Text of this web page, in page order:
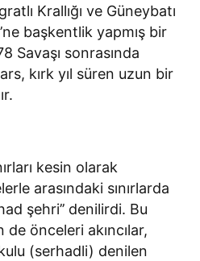
Krallığı ve Güneybatı
başkentlik yapmış bir
Savaşı sonrasında
kırk yıl süren uzun bir
kesin olarak
arasındaki sınırlarda
şehri’’ denilirdi. Bu
önceleri akıncılar,
(serhadli) denilen